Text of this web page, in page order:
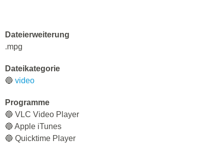
Dateierweiterung
.mpg
Dateikategorie
🔵 video
Programme
🔵 VLC Video Player
🔵 Apple iTunes
🔵 Quicktime Player